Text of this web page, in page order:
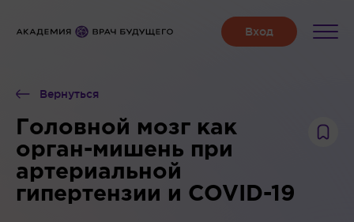
Вернуться
Головной мозг как
орган-мишень при
артериальной
гипертензии и COVID-19